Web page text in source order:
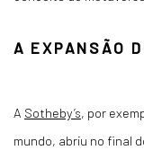
A EXPANSÃO
A Sotheby’s, por
mundo, abriu no final